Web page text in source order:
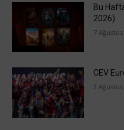
Bu
2026)
7
CEV
3